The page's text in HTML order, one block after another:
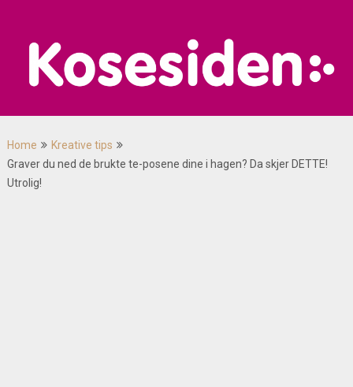
content
Home
Kreative tips
Graver du ned de brukte te-posene dine i hagen? Da skjer DETTE!
Utrolig!